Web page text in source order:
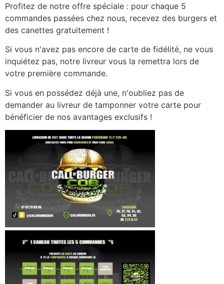
Profitez de notre offre spéciale : pour chaque 5
commandes passées chez nous, recevez des burgers et
des canettes gratuitement !
Si vous n'avez pas encore de carte de fidélité, ne vous
inquiétez pas, notre livreur vous la remettra lors de
votre première commande.
Si vous en possédez déjà une, n'oubliez pas de
demander au livreur de tamponner votre carte pour
bénéficier de nos avantages exclusifs !